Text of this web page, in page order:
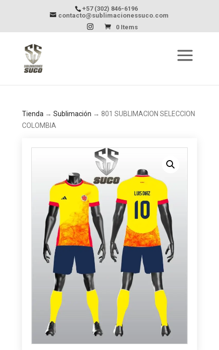
+57 (302) 846-6196
contacto@sublimacionessuco.com
0 Items
Tienda → Sublimación → 801 SUBLIMACION SELECCION
COLOMBIA